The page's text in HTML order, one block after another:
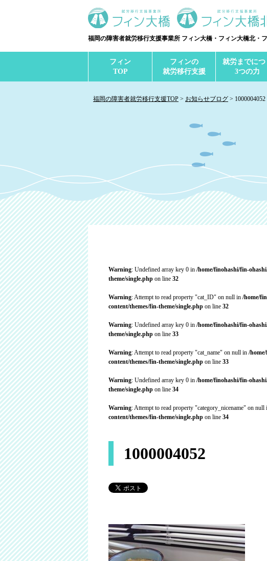
福岡の障害者就労移行支援事業所 フィン大橋・フィン大橋北・
フィン
TOP
フィンの
就労移行支援
就労までにつ
3つの力
福岡の障害者就労移行支援TOP お知らせブログ 1000004052
Warning: Undefined array key 0 in /home/finohashi/fin-
theme/single.php on line 32
Warning: Attempt to read property "cat_ID" on null in /home/
content/themes/fin-theme/single.php on line 32
Warning: Undefined array key 0 in /home/finohashi/fin-
theme/single.php on line 33
Warning: Attempt to read property "cat_name" on null in /
content/themes/fin-theme/single.php on line 33
Warning: Undefined array key 0 in /home/finohashi/fin-
theme/single.php on line 34
Warning: Attempt to read property "category_nicename" on null
content/themes/fin-theme/single.php on line 34
1000004052